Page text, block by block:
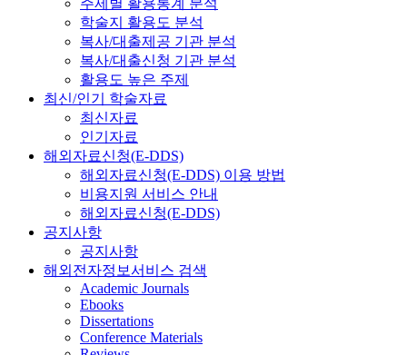
주제별 활용통계 분석
학술지 활용도 분석
복사/대출제공 기관 분석
복사/대출신청 기관 분석
활용도 높은 주제
최신/인기 학술자료
최신자료
인기자료
해외자료신청(E-DDS)
해외자료신청(E-DDS) 이용 방법
비용지원 서비스 안내
해외자료신청(E-DDS)
공지사항
공지사항
해외전자정보서비스 검색
Academic Journals
Ebooks
Dissertations
Conference Materials